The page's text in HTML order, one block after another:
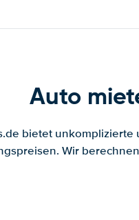
Auto
bietet unkomplizierte
Wir